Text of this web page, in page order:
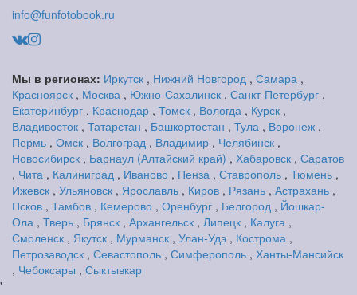
info@funfotobook.ru
Мы в регионах: Иркутск , Нижний Новгород , Самара ,
Красноярск , Москва , Южно-Сахалинск , Санкт-Петербург ,
Екатеринбург , Краснодар , Томск , Вологда , Курск ,
Владивосток , Татарстан , Башкортостан , Тула , Воронеж ,
Пермь , Омск , Волгоград , Владимир , Челябинск ,
Новосибирск , Барнаул (Алтайский край) , Хабаровск , Саратов
, Чита , Калиниград , Иваново , Пенза , Ставрополь , Тюмень ,
Ижевск , Ульяновск , Ярославль , Киров , Рязань , Астрахань ,
Псков , Тамбов , Кемерово , Оренбург , Белгород , Йошкар-
Ола , Тверь , Брянск , Архангельск , Липецк , Калуга ,
Смоленск , Якутск , Мурманск , Улан-Удэ , Кострома ,
Петрозаводск , Севастополь , Симферополь , Ханты-Мансийск
, Чебоксары , Сыктывкар
'